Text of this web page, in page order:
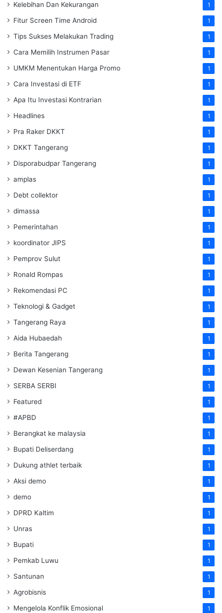
Kelebihan Dan Kekurangan 1
Fitur Screen Time Android 1
Tips Sukses Melakukan Trading 1
Cara Memilih Instrumen Pasar 1
UMKM Menentukan Harga Promo 1
Cara Investasi di ETF 1
Apa Itu Investasi Kontrarian 1
Headlines 1
Pra Raker DKKT 1
DKKT Tangerang 1
Disporabudpar Tangerang 1
amplas 1
Debt collektor 1
dimassa 1
Pemerintahan 1
koordinator JIPS 1
Pemprov Sulut 1
Ronald Rompas 1
Rekomendasi PC 1
Teknologi & Gadget 1
Tangerang Raya 1
Aida Hubaedah 1
Berita Tangerang 1
Dewan Kesenian Tangerang 1
SERBA SERBI 1
Featured 1
#APBD 1
Berangkat ke malaysia 1
Bupati Deliserdang 1
Dukung athlet terbaik 1
Aksi demo 1
demo 1
DPRD Kaltim 1
Unras 1
Bupati 1
Pemkab Luwu 1
Santunan 1
Agrobisnis 1
Mengelola Konflik Emosional 1